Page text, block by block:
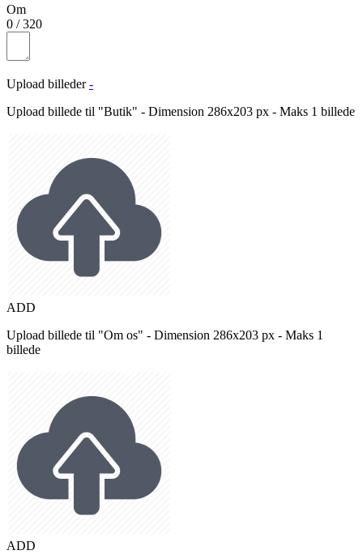
Om
0 /320
Upload billeder -
Upload billede til "Butik" - Dimension 286x203 px - Maks 1 billede
ADD
Upload billede til "Om os" - Dimension 286x203 px - Maks 1
billede
ADD